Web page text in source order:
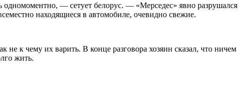
— сетует белорус. — «Мерседес» явно разрушался
находящиеся в автомобиле, очевидно свежие.
к чему их варить. В конце разговора хозяин сказал, что ничем
жить.